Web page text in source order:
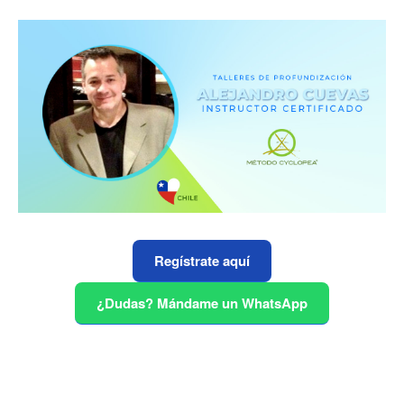
Regístrate aquí
¿Dudas? Mándame un WhatsApp